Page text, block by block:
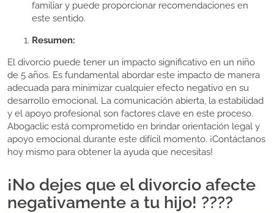
familiar y puede proporcionar recomendaciones en
este sentido.
Resumen:
El divorcio puede tener un impacto significativo en un niño
de 5 años. Es fundamental abordar este impacto de manera
adecuada para minimizar cualquier efecto negativo en su
desarrollo emocional. La comunicación abierta, la estabilidad
y el apoyo profesional son factores clave en este proceso.
Abogaclic está comprometido en brindar orientación legal y
apoyo emocional durante este difícil momento. ¡Contáctanos
hoy mismo para obtener la ayuda que necesitas!
¡No dejes que el divorcio afecte
negativamente a tu hijo! ????